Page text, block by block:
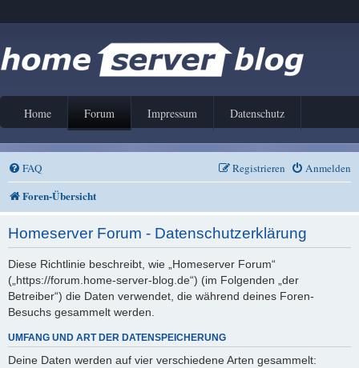
Home Forum Impressum Datenschutz
FAQ Anmelden
Registrieren
Foren-Übersicht
Homeserver Forum - Datenschutzerklärung
Diese Richtlinie beschreibt, wie „Homeserver Forum“
(„https://forum.home-server-blog.de“) (im Folgenden „der
Betreiber“) die Daten verwendet, die während deines Foren-
Besuchs gesammelt werden.
UMFANG UND ART DER DATENSPEICHERUNG
Deine Daten werden auf vier verschiedene Arten gesammelt: